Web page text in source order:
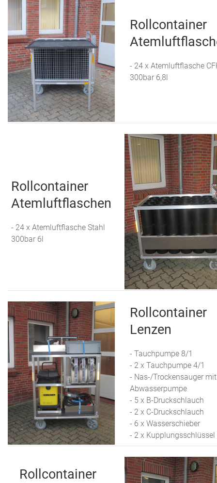
Rollcontainer
- 24 x Atemluftflasche
300bar 6,8l
Rollcontainer
Atemluftflaschen
- 24 x Atemluftflasche Stahl
300bar 6l
Rollcontainer
Lenzen
- Tauchpumpe 8/1
- 2 x Tauchpumpe 4/1
- Nas-/Trockensauger mit
Abwasserpumpe
- 5 x B-Druckschlauch
- 2 x C-Druckschlauch
- 6 x Wasserschieber
- 2 x Kupplungsschlüssel
Rollcontainer